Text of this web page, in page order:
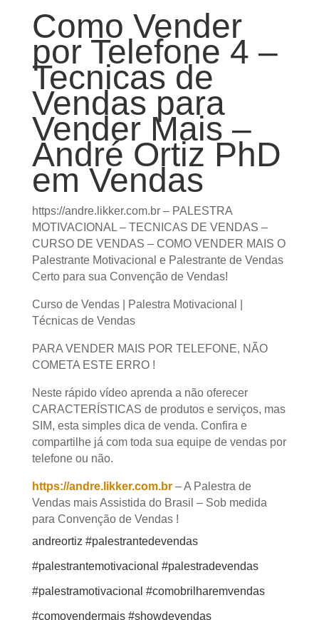
por Telefone 4
– Tecnicas de
Vendas para
Vender Mais –
André Ortiz
PhD em Vendas
https://andre.likker.com.br – PALESTRA
MOTIVACIONAL – TECNICAS DE VENDAS –
CURSO DE VENDAS – COMO VENDER MAIS O
Palestrante Motivacional e Palestrante de
Vendas Certo para sua Convenção de Vendas!
Curso de Vendas | Palestra Motivacional |
Técnicas de Vendas
PARA VENDER MAIS POR TELEFONE, NÃO
COMETA ESTE ERRO !
Neste rápido vídeo aprenda a não oferecer
CARACTERÍSTICAS de produtos e serviços, mas
SIM, esta simples dica de venda. Confira e
compartilhe já com toda sua equipe de vendas
por telefone ou não.
https://andre.likker.com.br
Vendas mais Assistida do Brasil – Sob medida
para Convenção de Vendas !
andreortiz #palestrantedevendas
#palestrantemotivacional #palestradevendas
#palestramotivacional #comobrilharemvendas
#comovendermais #showdevendas